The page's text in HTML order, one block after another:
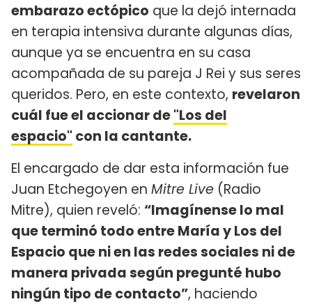
embarazo ectópico que la dejó internada
en terapia intensiva durante algunas días,
aunque ya se encuentra en su casa
acompañada de su pareja J Rei y sus seres
queridos. Pero, en este contexto, revelaron
cuál fue el accionar de"Los del
espacio" con la cantante.
El encargado de dar esta información fue
Juan Etchegoyen en Mitre Live (Radio
Mitre), quien reveló: “Imagínense lo mal
que terminó todo entre María y Los del
Espacio que ni en las redes sociales ni de
manera privada según pregunté hubo
ningún tipo de contacto”, haciendo